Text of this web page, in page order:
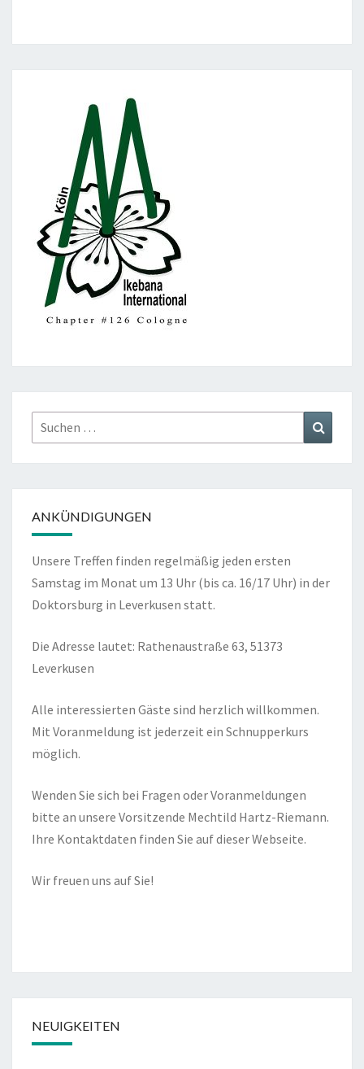
Suchen
nach:
ANKÜNDIGUNGEN
Unsere Treffen finden regelmäßig jeden ersten
Samstag im Monat um 13 Uhr (bis ca. 16/17 Uhr) in der
Doktorsburg in Leverkusen statt.
Die Adresse lautet: Rathenaustraße 63, 51373
Leverkusen
Alle interessierten Gäste sind herzlich willkommen.
Mit Voranmeldung ist jederzeit ein Schnupperkurs
möglich.
Wenden Sie sich bei Fragen oder Voranmeldungen
bitte an unsere Vorsitzende Mechtild Hartz-Riemann.
Ihre Kontaktdaten finden Sie auf dieser Webseite.
Wir freuen uns auf Sie!
NEUIGKEITEN